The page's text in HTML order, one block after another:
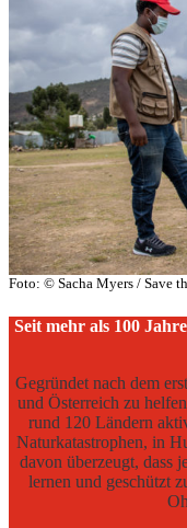
Foto: © Sacha Myers / Save
Seit mehr als 100
Gegründet nach dem
und Österreich zu
rund 120 Ländern
Naturkatastrophen, in
davon überzeugt, dass
lernen und geschützt